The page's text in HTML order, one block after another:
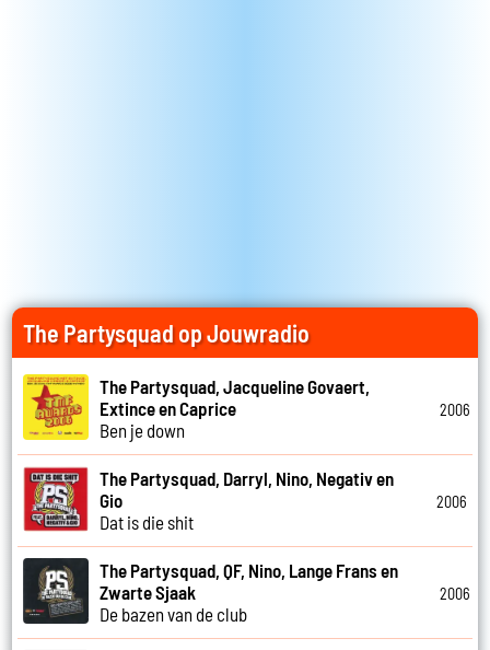
The Partysquad op Jouwradio
The Partysquad, Jacqueline Govaert,
Extince en Caprice
Ben je down
2006
The Partysquad, Darryl, Nino, Negativ en
Gio
Dat is die shit
2006
The Partysquad, QF, Nino, Lange Frans en
Zwarte Sjaak
De bazen van de club
2006